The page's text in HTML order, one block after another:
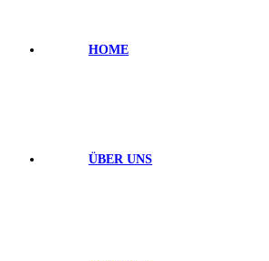
HOME
ÜBER UNS